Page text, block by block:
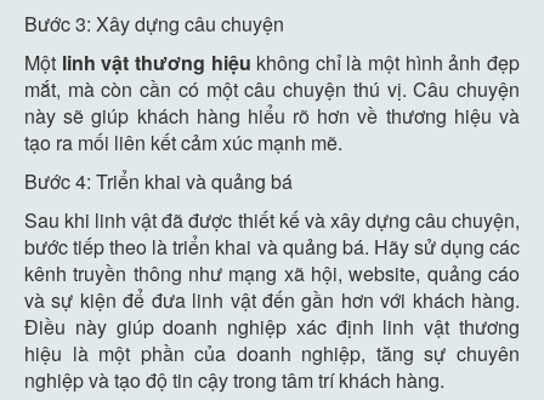
Bước 3: Xây dựng câu chuyện
Một linh vật thương hiệu không chỉ là một hình ảnh đẹp
mắt, mà còn cần có một câu chuyện thú vị. Câu chuyện
này sẽ giúp khách hàng hiểu rõ hơn về thương hiệu và
tạo ra mối liên kết cảm xúc mạnh mẽ.
Bước 4: Triển khai và quảng bá
Sau khi linh vật đã được thiết kế và xây dựng câu chuyện,
bước tiếp theo là triển khai và quảng bá. Hãy sử dụng các
kênh truyền thông như mạng xã hội, website, quảng cáo
và sự kiện để đưa linh vật đến gần hơn với khách hàng.
Điều này giúp doanh nghiệp xác định linh vật thương
hiệu là một phần của doanh nghiệp, tăng sự chuyên
nghiệp và tạo độ tin cậy trong tâm trí khách hàng.